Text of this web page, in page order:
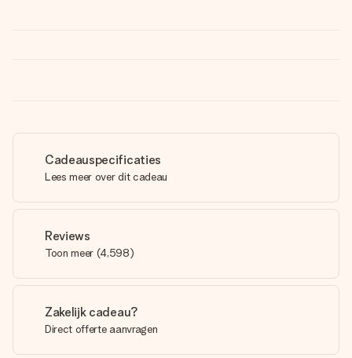
Cadeauspecificaties
Lees meer over dit cadeau
Reviews
Toon meer (4,598)
Zakelijk cadeau?
Direct offerte aanvragen